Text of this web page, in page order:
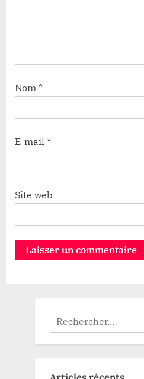
Nom *
E-mail *
Site web
Rechercher :